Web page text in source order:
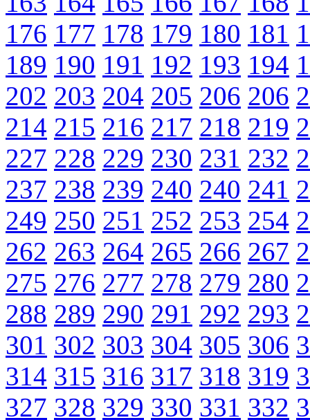
176 177 178 179 180 181
189 190 191 192 193 194
202 203 204 205 206 206
214 215 216 217 218 219
227 228 229 230 231 232
237 238 239 240 240 241
249 250 251 252 253 254
262 263 264 265 266 267
275 276 277 278 279 280
288 289 290 291 292 293
301 302 303 304 305 306
314 315 316 317 318 319
327 328 329 330 331 332